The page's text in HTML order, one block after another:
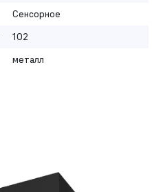
Сенсорное
102
металл